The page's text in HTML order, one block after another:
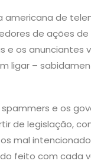
americana de
de ações
e os anunciantes
ligar –
e os
de legislação,
mal
feito com cada